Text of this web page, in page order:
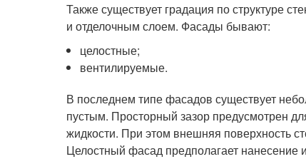
Также существует градация по структуре
и отделочным слоем. Фасады бывают:
целостные;
вентилируемые.
В последнем типе фасадов существует
пустым. Просторный зазор предусмотрен
жидкости. При этом внешняя поверхность
Целостный фасад предполагает нанесение